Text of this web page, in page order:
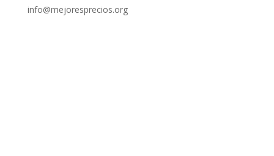
info@mejoresprecios.org